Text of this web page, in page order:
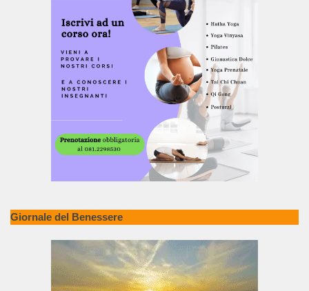
Giornale del Benessere